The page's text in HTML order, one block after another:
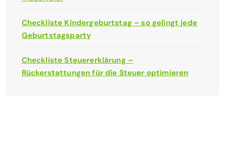
Checkliste Kindergeburtstag – so gelingt jede
Geburtstagsparty
Checkliste Steuererklärung –
Rückerstattungen für die Steuer optimieren